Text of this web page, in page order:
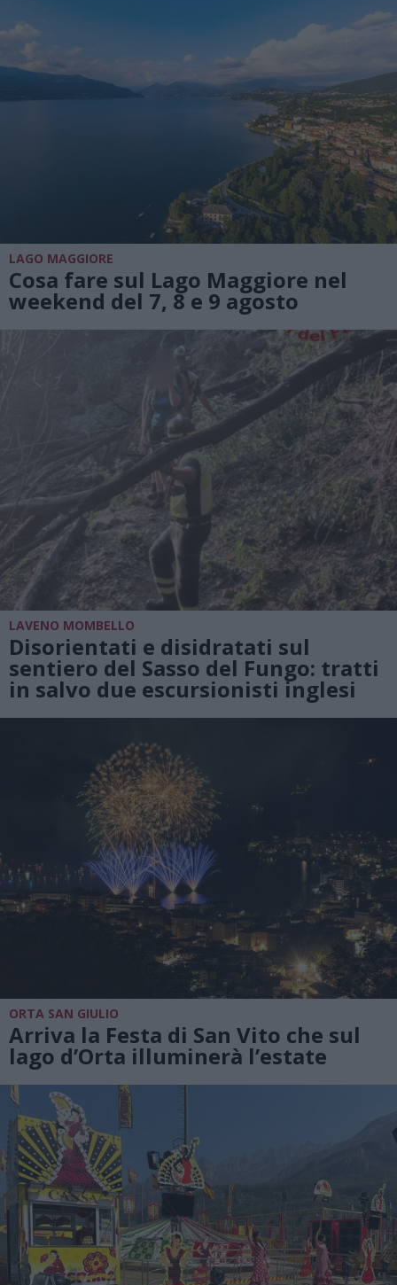
LAGO MAGGIORE
Cosa fare sul Lago Maggiore nel
weekend del 7, 8 e 9 agosto
LAVENO MOMBELLO
Disorientati e disidratati sul
sentiero del Sasso del Fungo: tratti
in salvo due escursionisti inglesi
ORTA SAN GIULIO
Arriva la Festa di San Vito che sul
lago d’Orta illuminerà l’estate